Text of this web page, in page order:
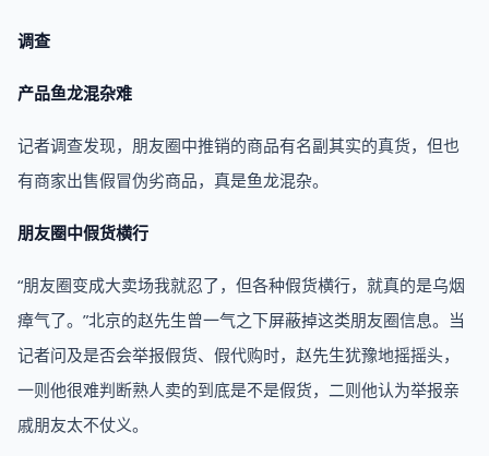
调查
产品鱼龙混杂难
记者调查发现，朋友圈中推销的商品有名副其实的真货，但也
有商家出售假冒伪劣商品，真是鱼龙混杂。
朋友圈中假货横行
“朋友圈变成大卖场我就忍了，但各种假货横行，就真的是乌烟
瘴气了。”北京的赵先生曾一气之下屏蔽掉这类朋友圈信息。当
记者问及是否会举报假货、假代购时，赵先生犹豫地摇摇头，
一则他很难判断熟人卖的到底是不是假货，二则他认为举报亲
戚朋友太不仗义。